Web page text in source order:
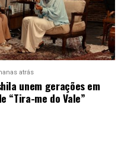
atrás
unem gerações em
“Tira-me do Vale”